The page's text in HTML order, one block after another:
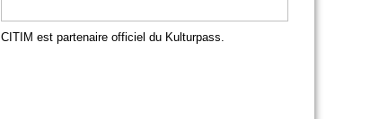
CITIM est partenaire officiel du Kulturpass.